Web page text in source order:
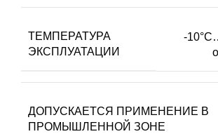
ТЕМПЕРАТУРА
ЭКСПЛУАТАЦИИ
-
ДОПУСКАЕТСЯ ПРИМЕНЕНИЕ В
ПРОМЫШЛЕННОЙ ЗОНЕ